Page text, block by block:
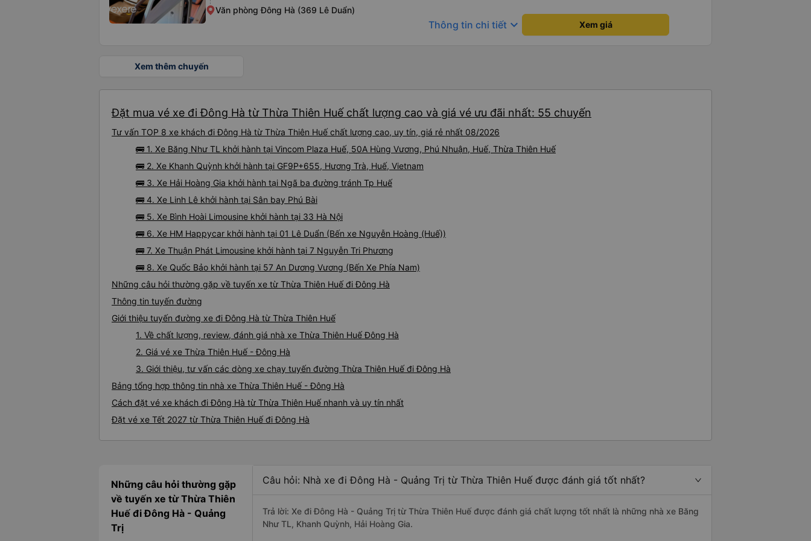
Văn phòng Đông Hà (369 Lê Duẩn)
nhẹ rồi :) Xe mới, điều hoà mạnh, sạch sẽ. Không hiểu sao
nhiều đánh giá thấp? Mọi người ủng hộ nhé, mình đi Quy
Thông tin chi tiết keyboard_arrow_down Xem giá
Xem thêm chuyến
Đặt mua vé xe đi Đông Hà từ Thừa Thiên Huế chất lượng cao và giá vé ưu đãi nhất: 55 chuyến
Tư vấn TOP 8 xe khách đi Đông Hà từ Thừa Thiên Huế chất lượng cao, uy tín, giá rẻ nhất 08/2026
🚌 1. Xe Băng Như TL khởi hành tại Vincom Plaza Huế, 50A Hùng Vương, Phú Nhuận, Huế, Thừa Thiên Huế
🚌 2. Xe Khanh Quỳnh khởi hành tại GF9P+655, Hương Trà, Huế, Vietnam
🚌 3. Xe Hải Hoàng Gia khởi hành tại Ngã ba đường tránh Tp Huế
🚌 4. Xe Linh Lê khởi hành tại Sân bay Phú Bài
🚌 5. Xe Bình Hoài Limousine khởi hành tại 33 Hà Nội
🚌 6. Xe HM Happycar khởi hành tại 01 Lê Duẩn (Bến xe Nguyễn Hoàng (Huế))
🚌 7. Xe Thuận Phát Limousine khởi hành tại 7 Nguyễn Tri Phương
🚌 8. Xe Quốc Bảo khởi hành tại 57 An Dương Vương (Bến Xe Phía Nam)
Những câu hỏi thường gặp về tuyến xe từ Thừa Thiên Huế đi Đông Hà
Thông tin tuyến đường
Giới thiệu tuyến đường xe đi Đông Hà từ Thừa Thiên Huế
1. Về chất lượng, review, đánh giá nhà xe Thừa Thiên Huế Đông Hà
2. Giá vé xe Thừa Thiên Huế - Đông Hà
3. Giới thiệu, tư vấn các dòng xe chạy tuyến đường Thừa Thiên Huế đi Đông Hà
Bảng tổng hợp thông tin nhà xe Thừa Thiên Huế - Đông Hà
Cách đặt vé xe khách đi Đông Hà từ Thừa Thiên Huế nhanh và uy tín nhất
Đặt vé xe Tết 2027 từ Thừa Thiên Huế đi Đông Hà
Những câu hỏi thường gặp
về tuyến xe từ Thừa Thiên
Huế đi Đông Hà - Quảng
Trị
Câu hỏi: Nhà xe đi Đông Hà - Quảng Trị từ Thừa Thiên Huế được đánh giá tốt nhất?
Trả lời: Xe đi Đông Hà - Quảng Trị từ Thừa Thiên Huế được đánh giá chất lượng tốt nhất là những nhà xe Băng
Như TL, Khanh Quỳnh, Hải Hoàng Gia.